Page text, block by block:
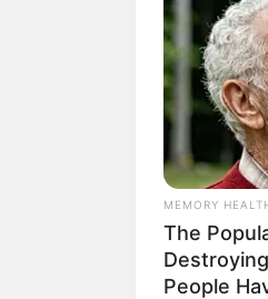
MEMORY
The
People